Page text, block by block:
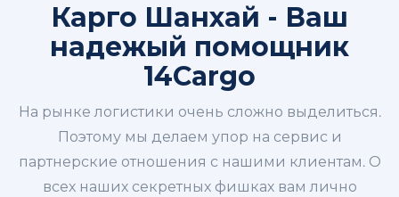
Карго Шанхай - Ваш
надежый помощник
14Cargo
На рынке логистики очень сложно выделиться.
Поэтому мы делаем упор на сервис и
партнерские отношения с нашими клиентам. О
всех наших секретных фишках вам лично